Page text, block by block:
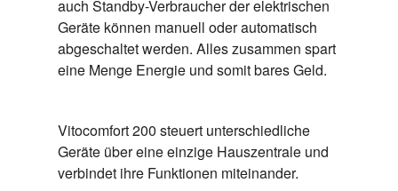
auch Standby-Verbraucher der elektrischen
Geräte können manuell oder automatisch
abgeschaltet werden. Alles zusammen spart
eine Menge Energie und somit bares Geld.
Vitocomfort 200 steuert unterschiedliche
Geräte über eine einzige Hauszentrale und
verbindet ihre Funktionen miteinander.